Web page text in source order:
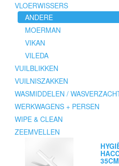
VLOERWISSERS
ANDERE
MOERMAN
VIKAN
VILEDA
VUILBLIKKEN
VUILNISZAKKEN
WASMIDDELEN /
WERKWAGENS + PERSEN
WIPE & CLEAN
ZEEMVELLEN
35CM